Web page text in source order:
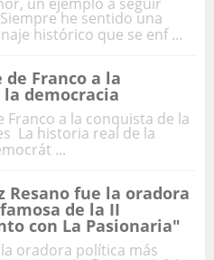
he sentido una
histórico que se enf ...
Franco a la
democracia
Franco a la conquista de la
La historia real de la
...
Resano fue la oradora
de la II
con La Pasionaria"
la oradora política más